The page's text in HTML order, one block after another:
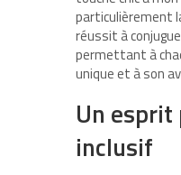
particulièrement
réussit à
permettant à
unique et à son
Un
inclusif